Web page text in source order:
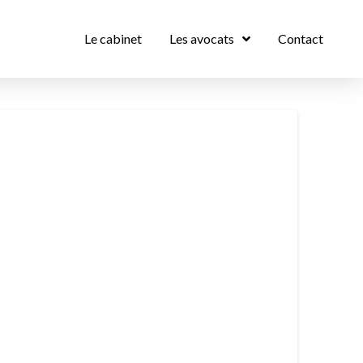
Le cabinet Les avocats Contact